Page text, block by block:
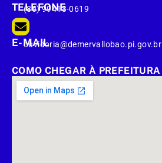
TELEFONE
(86) 99413-0619
E-MAIL
ouvidoria@demervallobao.pi.gov.br
COMO CHEGAR À PREFEITURA